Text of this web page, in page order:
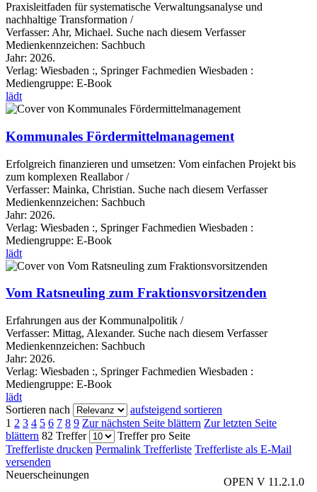
Praxisleitfaden für systematische Verwaltungsanalyse und
nachhaltige Transformation /
Verfasser: Ahr, Michael. Suche nach diesem Verfasser
Medienkennzeichen: Sachbuch
Jahr: 2026.
Verlag: Wiesbaden :, Springer Fachmedien Wiesbaden :
Mediengruppe: E-Book
lädt
Kommunales Fördermittelmanagement
Erfolgreich finanzieren und umsetzen: Vom einfachen Projekt bis
zum komplexen Reallabor /
Verfasser: Mainka, Christian. Suche nach diesem Verfasser
Medienkennzeichen: Sachbuch
Jahr: 2026.
Verlag: Wiesbaden :, Springer Fachmedien Wiesbaden :
Mediengruppe: E-Book
lädt
Vom Ratsneuling zum Fraktionsvorsitzenden
Erfahrungen aus der Kommunalpolitik /
Verfasser: Mittag, Alexander. Suche nach diesem Verfasser
Medienkennzeichen: Sachbuch
Jahr: 2026.
Verlag: Wiesbaden :, Springer Fachmedien Wiesbaden :
Mediengruppe: E-Book
lädt
Sortieren nach
aufsteigend sortieren
1 2 3 4 5 6 7 8 9 Zur nächsten Seite blättern Zur letzten Seite
blättern 82 Treffer
Treffer pro Seite
Trefferliste drucken Permalink Trefferliste Trefferliste als E-Mail
versenden
OPEN V 11.2.1.0
Neuerscheinungen